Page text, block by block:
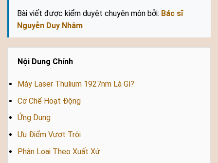
Bài viết được kiểm duyệt chuyên môn bởi: Bác sĩ
Nguyễn Duy Nhâm
Nội Dung Chính
Máy Laser Thulium 1927nm Là Gì?
Cơ Chế Hoạt Động
Ứng Dụng
Ưu Điểm Vượt Trội
Phân Loại Theo Xuất Xứ